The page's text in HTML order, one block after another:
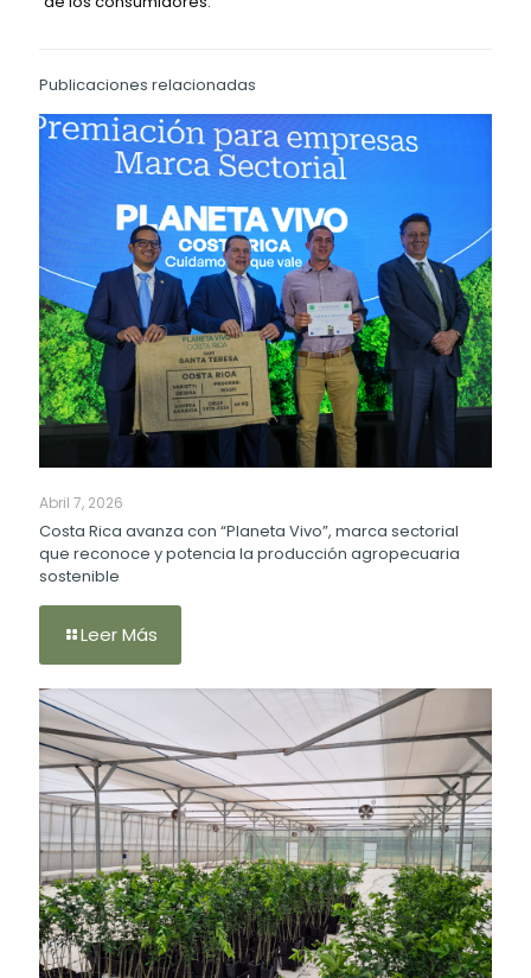
Publicaciones relacionadas
Abril 7, 2026
Costa Rica avanza con “Planeta Vivo”, marca sectorial
que reconoce y potencia la producción agropecuaria
sostenible
Leer Más